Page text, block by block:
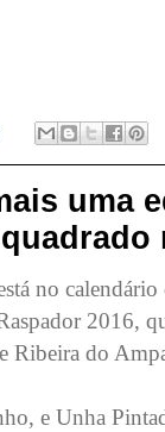
uma
no
2016,
Ribeira do
e Unha